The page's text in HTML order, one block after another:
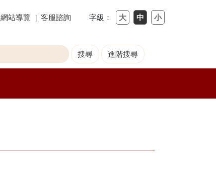
網站導覽 客服諮詢 字級：